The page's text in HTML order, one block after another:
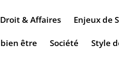
Droit & Affaires Enjeux de
être Société Style